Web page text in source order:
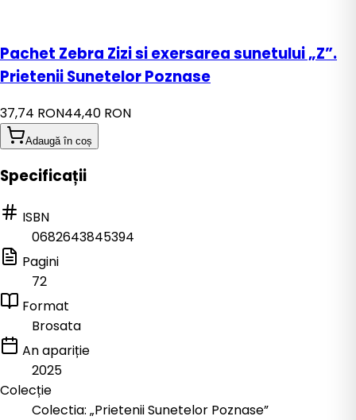
Pachet Zebra Zizi si exersarea sunetului „Z”.
Prietenii Sunetelor Poznase
37,74 RON44,40 RON
Adaugă în coș
Specificații
ISBN
0682643845394
Pagini
72
Format
Brosata
An apariție
2025
Colecție
Colectia: „Prietenii Sunetelor Poznase”